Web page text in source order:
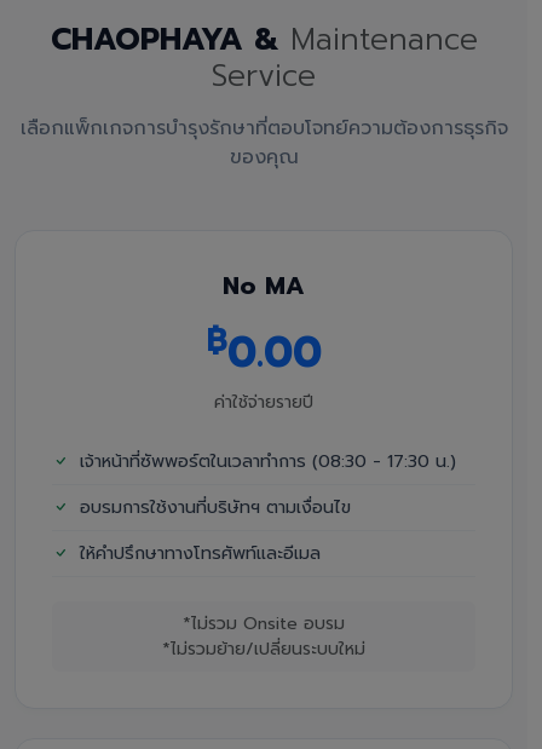
CHAOPHAYA & Maintenance
Service
เลือกแพ็กเกจการบำรุงรักษาที่ตอบโจทย์ความต้องการธุรกิจ
ของคุณ
No MA
฿0.00
ค่าใช้จ่ายรายปี
เจ้าหน้าที่ซัพพอร์ตในเวลาทำการ (08:30 - 17:30 น.)
อบรมการใช้งานที่บริษัทฯ ตามเงื่อนไข
ให้คำปรึกษาทางโทรศัพท์และอีเมล
*ไม่รวม Onsite อบรม
*ไม่รวมย้าย/เปลี่ยนระบบใหม่